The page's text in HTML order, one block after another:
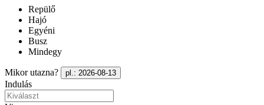
Repülő
Hajó
Egyéni
Busz
Mindegy
Mikor utazna? pl.: 2026-08-13
Indulás